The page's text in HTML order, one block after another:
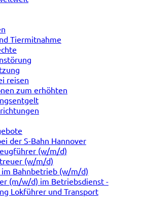
Tiermitnahme
reisen
zum erhöhten
der S-Bahn Hannover
(w/m/d)
(w/m/d)
Bahnbetrieb (w/m/d)
(m/w/d) im Betriebsdienst -
Lokführer und Transport